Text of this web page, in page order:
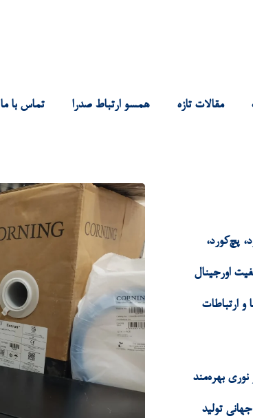
مقالات تازه همسو ارتباط صدرا تماس با ما
پچ‌کورد،
اورجینال
ارتباطات
نوری بهره‌مند
تولید